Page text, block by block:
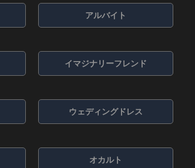
アルバイト
イマジナリーフレンド
ウェディングドレス
オカルト